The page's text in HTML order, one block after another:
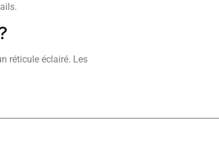
réticule éclairé. Les